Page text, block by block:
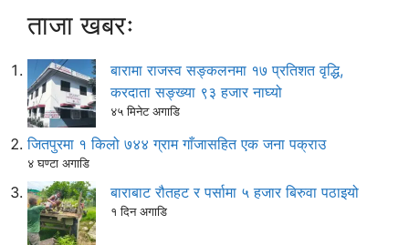
ताजा खबरः
बारामा राजस्व सङ्कलनमा १७ प्रतिशत वृद्धि,
करदाता सङ्ख्या ९३ हजार नाघ्यो
४५ मिनेट अगाडि
जितपुरमा १ किलो ७४४ ग्राम गाँजासहित एक जना पक्राउ
४ घण्टा अगाडि
बाराबाट रौतहट र पर्सामा ५ हजार बिरुवा पठाइयो
१ दिन अगाडि